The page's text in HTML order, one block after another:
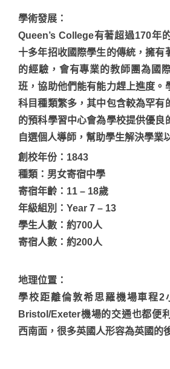
學術發展 ：
Queen’s College有著超過170年
十多年招收國際學生的傳統，擁有
的經驗，會有專業的教師團為國
班，協助他們能有能力趕上進度。
科目種類繁多，其中包含較為罕有
的預科學習中心會為學校提供優良
自選個人導師，幫助學生解決學業
創校年份：1843
種類：男女寄宿中學
寄宿年齡：11 – 18歲
年級組別：Year 7 – 13
學生人數：約700人
寄宿人數：約200人
地理位置 ：
學校距離倫敦希思羅機場車程2
Bristol/Exeter機場的交通也都便
西南面，很多英國人形容為英國的